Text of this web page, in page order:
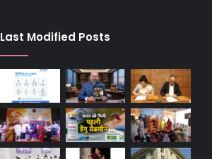
Last Modified Posts